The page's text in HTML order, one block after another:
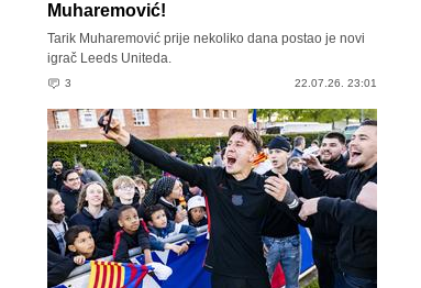
Muharemović!
Tarik Muharemović prije nekoliko dana postao je novi
igrač Leeds Uniteda.
3 22.07.26. 23:01